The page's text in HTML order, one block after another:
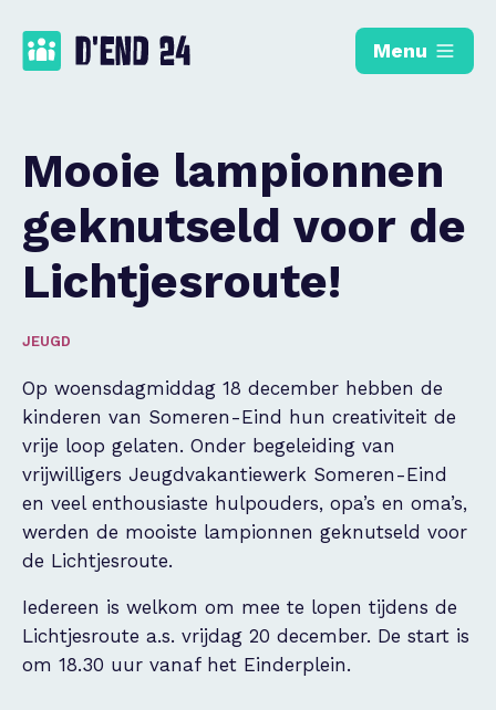
Menu
Mooie lampionnen
geknutseld voor de
Lichtjesroute!
JEUGD
Op woensdagmiddag 18 december hebben de
kinderen van Someren-Eind hun creativiteit de
vrije loop gelaten. Onder begeleiding van
vrijwilligers Jeugdvakantiewerk Someren-Eind
en veel enthousiaste hulpouders, opa’s en oma’s,
werden de mooiste lampionnen geknutseld voor
de Lichtjesroute.
Iedereen is welkom om mee te lopen tijdens de
Lichtjesroute a.s. vrijdag 20 december. De start is
om 18.30 uur vanaf het Einderplein.